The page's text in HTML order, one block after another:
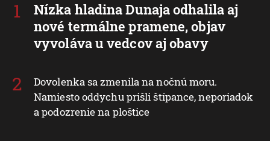
Nízka hladina Dunaja odhalila aj
nové termálne pramene, objav
vyvoláva u vedcov aj obavy
Dovolenka sa zmenila na nočnú moru.
Namiesto oddychu prišli štípance, neporiadok
a podozrenie na ploštice